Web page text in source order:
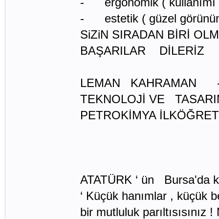
- estetik ( güzel
SiZiN SIRADAN BİRİ
BAŞARILAR DİLERİZ
LEMAN KAHRAMAN
TEKNOLOJİ VE
PETROKİMYA
ATATÜRK ‘ ün Bursa'da
‘ Küçük hanımlar , küçük
bir mutluluk parıltısısınız